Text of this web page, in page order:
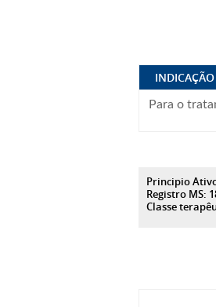
INDICAÇÃO
Para o
Principio
Registro MS:
Classe